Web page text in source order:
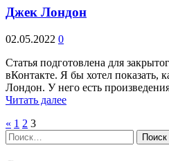
Джек Лондон
02.05.2022 0
Статья подготовлена для
вКонтакте. Я бы хотел показать,
Лондон. У него есть
Читать далее
« 1 2 3
Найти: